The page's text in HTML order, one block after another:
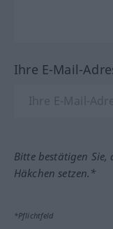
Ihre E-Mail-
Bitte bestätigen Sie,
Häkchen setzen.*
*Pflichtfeld